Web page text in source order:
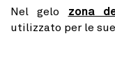
listino
Nel gelo zona
utilizzato per le